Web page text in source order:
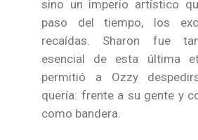
sino un imperio artístico
paso del tiempo, los
recaídas. Sharon fue
esencial de esta última
permitió a Ozzy
quería: frente a su gente y
como bandera.